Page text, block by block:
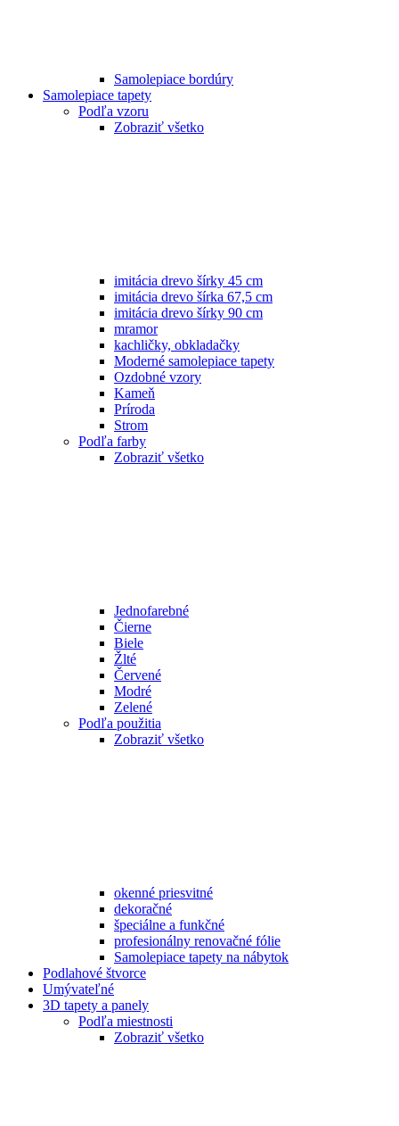
Samolepiace bordúry
Samolepiace tapety
Podľa vzoru
Zobraziť všetko
imitácia drevo šírky 45 cm
imitácia drevo šírka 67,5 cm
imitácia drevo šírky 90 cm
mramor
kachličky, obkladačky
Moderné samolepiace tapety
Ozdobné vzory
Kameň
Príroda
Strom
Podľa farby
Zobraziť všetko
Jednofarebné
Čierne
Biele
Žlté
Červené
Modré
Zelené
Podľa použitia
Zobraziť všetko
okenné priesvitné
dekoračné
špeciálne a funkčné
profesionálny renovačné fólie
Samolepiace tapety na nábytok
Podlahové štvorce
Umývateľné
3D tapety a panely
Podľa miestnosti
Zobraziť všetko